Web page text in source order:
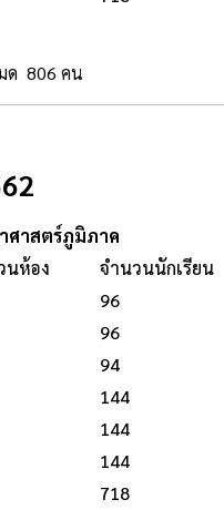
ด 806 คน
ศาสตร์ภูมิภาค
นห้อง
จำนวนนักเรียน
96
96
94
144
144
144
718